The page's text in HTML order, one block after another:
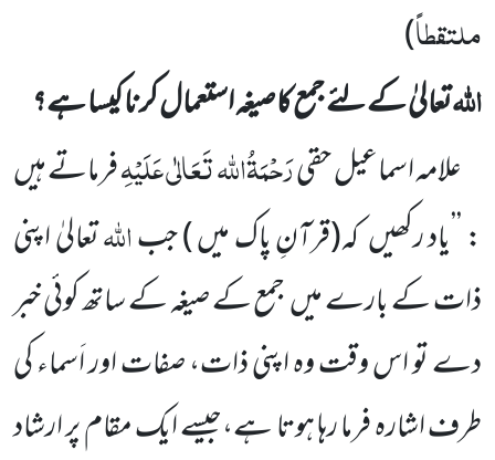
ملتقطاً)
اللہتعالیٰ کے لئے جمع کا صیغہ استعمال کرنا کیسا ہے؟
علامہ اسماعیل حقیرَحْمَۃُاللہ تَعَالٰی عَلَیْہِفرماتے ہیں
:’’یاد رکھیںکہ(قرآنِ پاک میں )جباللہتعالیٰ اپنی
ذات کے بارے میںجمع کے صیغہ کے ساتھ کوئی خبر
دے تو اس وقت وہ اپنی ذات، صفات اور اَسماء کی
طرف اشارہ فرما رہا ہوتا ہے،جیسے ایک مقام پر ارشاد